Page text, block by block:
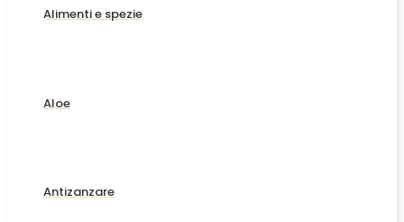
Alimenti e spezie
Aloe
Antizanzare